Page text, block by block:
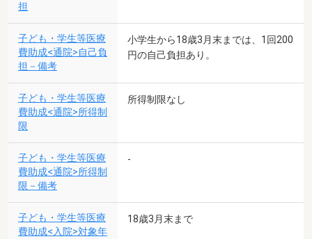
担
子ども・学生等医療
費助成<通院>自己負
担－備考
小学生から18歳3月末までは、1回200
円の自己負担あり。
子ども・学生等医療
費助成<通院>所得制
限
所得制限なし
子ども・学生等医療
費助成<通院>所得制
限－備考
-
子ども・学生等医療
費助成<入院>対象年
18歳3月末まで